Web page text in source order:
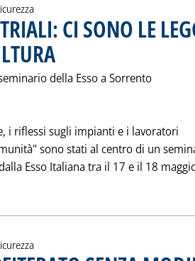
CI SONO LE
della Esso a Sorrento
i riflessi sugli impianti e i lavoratori
sono stati al centro di un
Esso Italiana tra il 17 e il 18